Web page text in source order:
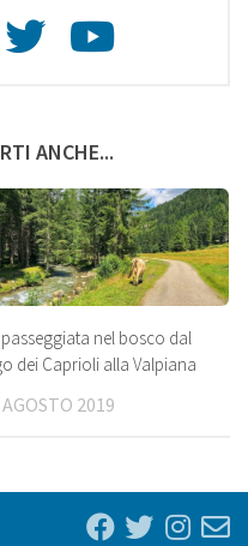
ANCHE...
nel bosco dal
dei Caprioli alla Valpiana
2019